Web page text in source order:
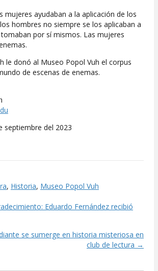
mujeres ayudaban a la aplicación de los
hombres no siempre se los aplicaban a
por sí mismos. Las mujeres
le donó al Museo Popol Vuh el corpus
de escenas de enemas.
septiembre del 2023
, Historia, Museo Popol Vuh
Eduardo Fernández recibió
se sumerge en historia misteriosa en
club de lectura →